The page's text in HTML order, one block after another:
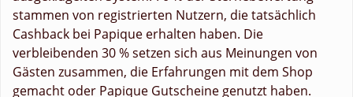
stammen von registrierten Nutzern, die tatsächlich
Cashback bei Papique erhalten haben. Die
verbleibenden 30 % setzen sich aus Meinungen von
Gästen zusammen, die Erfahrungen mit dem Shop
gemacht oder Papique Gutscheine genutzt haben.